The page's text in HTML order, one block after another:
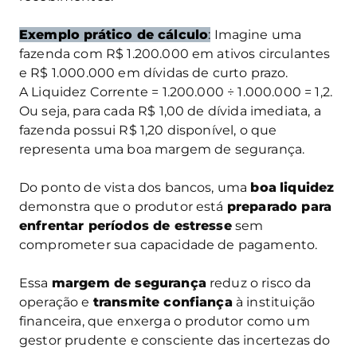
Exemplo prático de cálculo: Imagine uma
fazenda com R$ 1.200.000 em ativos circulantes
e R$ 1.000.000 em dívidas de curto prazo.
A Liquidez Corrente = 1.200.000 ÷ 1.000.000 = 1,2.
Ou seja, para cada R$ 1,00 de dívida imediata, a
fazenda possui R$ 1,20 disponível, o que
representa uma boa margem de segurança.
Do ponto de vista dos bancos, uma boa liquidez
demonstra que o produtor está preparado para
enfrentar períodos de estressesem
comprometer sua capacidade de pagamento.
Essa margem de segurançareduz o risco da
operação e transmite confiançaà instituição
financeira, que enxerga o produtor como um
gestor prudente e consciente das incertezas do